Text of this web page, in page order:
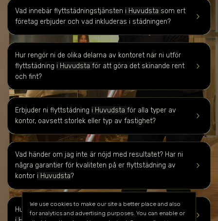
keyboard_arrow_right
Vad innebär flyttstädningstjänsten i Huvudsta som ert
företag erbjuder och vad inkluderas i städningen?
keyboard_arrow_right
Hur rengör ni de olika delarna av kontoret när ni utför
flyttstädning i Huvudsta för att göra det skinande rent
och fint?
keyboard_arrow_right
Erbjuder ni flyttstädning i Huvudsta för alla typer av
kontor, oavsett storlek eller typ av fastighet?
keyboard_arrow_right
Vad händer om jag inte är nöjd med resultatet? Har ni
några garantier för kvaliteten på er flyttstädning av
kontor i Huvudsta?
keyboard_arrow_right
Hur fungerar det praktiskt med bokning av flyttstädning
We use cookies to make our site a better place and also
for analytics and advertising purposes. You can enable or